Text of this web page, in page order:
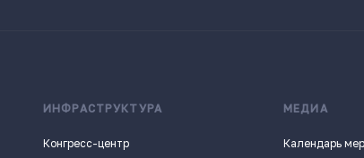
ИНФРАСТРУКТУРА
Конгресс-центр
МЕДИА
Календарь